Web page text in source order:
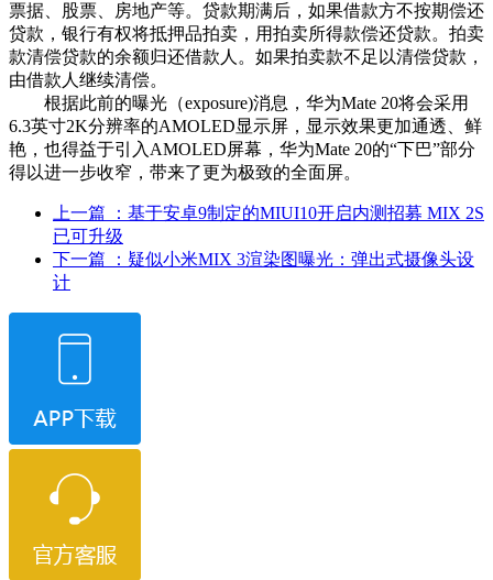
票据、股票、房地产等。贷款期满后，如果借款方不按期偿还
贷款，银行有权将抵押品拍卖，用拍卖所得款偿还贷款。拍卖
款清偿贷款的余额归还借款人。如果拍卖款不足以清偿贷款，
由借款人继续清偿。
根据此前的曝光（exposure)消息，华为Mate 20将会采用
6.3英寸2K分辨率的AMOLED显示屏，显示效果更加通透、鲜
艳，也得益于引入AMOLED屏幕，华为Mate 20的“下巴”部分
得以进一步收窄，带来了更为极致的全面屏。
上一篇
：基于安卓9制定的MIUI10开启内测招募 MIX 2S
已可升级
下一篇
：疑似小米MIX 3渲染图曝光：弹出式摄像头设
计